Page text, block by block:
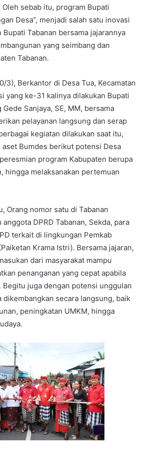
sebab itu, program Bupati
Desa”, menjadi salah satu inovasi
Tabanan bersama jajarannya
yang seimbang dan
Tabanan.
3), Berkantor di Desa Tua, Kecamatan
yang ke-31 kalinya dilakukan Bupati
Gede Sanjaya, SE, MM, bersama
pelayanan langsung dan serap
kegiatan dilakukan saat itu,
Bumdes berikut potensi Desa
program Kabupaten berupa
hingga melaksanakan pertemuan
Orang nomor satu di Tabanan
DPRD Tabanan, Sekda, para
terkait di lingkungan Pemkab
Krama Istri). Bersama jajaran,
dari masyarakat mampu
penanganan yang cepat apabila
juga dengan potensi unggulan
dikembangkan secara langsung, baik
peningkatan UMKM, hingga